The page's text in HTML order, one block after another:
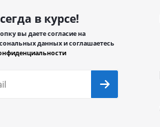
в курсе!
вы даете согласие на
данных и соглашаетесь